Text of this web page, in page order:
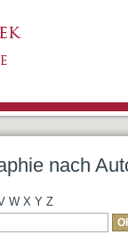
nach
W X Y Z